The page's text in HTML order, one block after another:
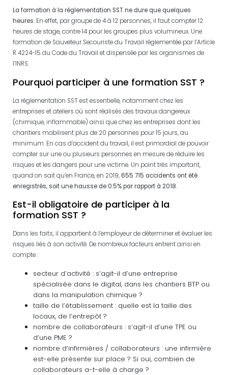
La formation à la réglementation SST ne dure que quelques
heures. En effet, par groupe de 4 à 12 personnes, il faut compter 12
heures de stage, contre 14 pour les groupes plus volumineux. Une
formation de Sauveteur Secouriste du Travail réglementée par l’Article
R 4224-15 du Code du Travail et dispensée par les organismes de
l’INRS.
Pourquoi participer à une formation SST ?
La réglementation SST est essentielle, notamment chez les
entreprises et ateliers où sont réalisés des travaux dangereux
(chimique, inflammable) ainsi que chez les entreprises dont les
chantiers mobilisent plus de 20 personnes pour 15 jours, au
minimum. En cas d’accident du travail, il est primordial de pouvoir
compter sur une ou plusieurs personnes en mesure de réduire les
risques et les dangers pour une victime. Un point très important,
quand on sait qu’en France, en 2019, 655 715 accidents ont été
enregistrés, soit une hausse de 0.5% par rapport à 2018.
Est-il obligatoire de participer à la
formation SST ?
Dans les faits, il appartient à l’employeur de déterminer et évaluer les
risques liés à son activité. De nombreux facteurs entrent ainsi en
compte :
secteur d’activité : s’agit-il d’une entreprise
spécialisée dans le digital, dans les chantiers BTP ou
dans la manipulation chimique ?
taille de l’établissement : quelle est la taille des
locaux, de l’entrepôt ?
nombre de collaborateurs : s’agit-il d’une TPE ou
d’une PME ?
nombre d’infirmières / collaborateurs : une infirmière
est-elle présente sur place ? Si oui, combien de
collaborateurs a-t-elle à charge ?